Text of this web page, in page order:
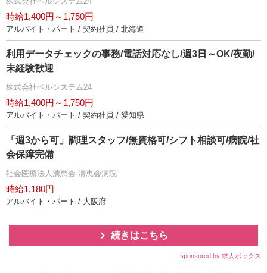
時給1,400円～1,750円
アルバイト・パート / 契約社員 / 北海道
利用データチェックの事務/電話対応なし/週3日～OK/夜勤/
未経験歓迎
株式会社ベルシステム24
時給1,400円～1,750円
アルバイト・パート / 契約社員 / 愛知県
「週3から可」調理スタッフ/無資格可/シフト相談可/病院/社
会保障完備
社会医療法人清恵会 清恵会病院
時給1,180円
アルバイト・パート / 大阪府
続きはこちら
sponsored by 求人ボックス